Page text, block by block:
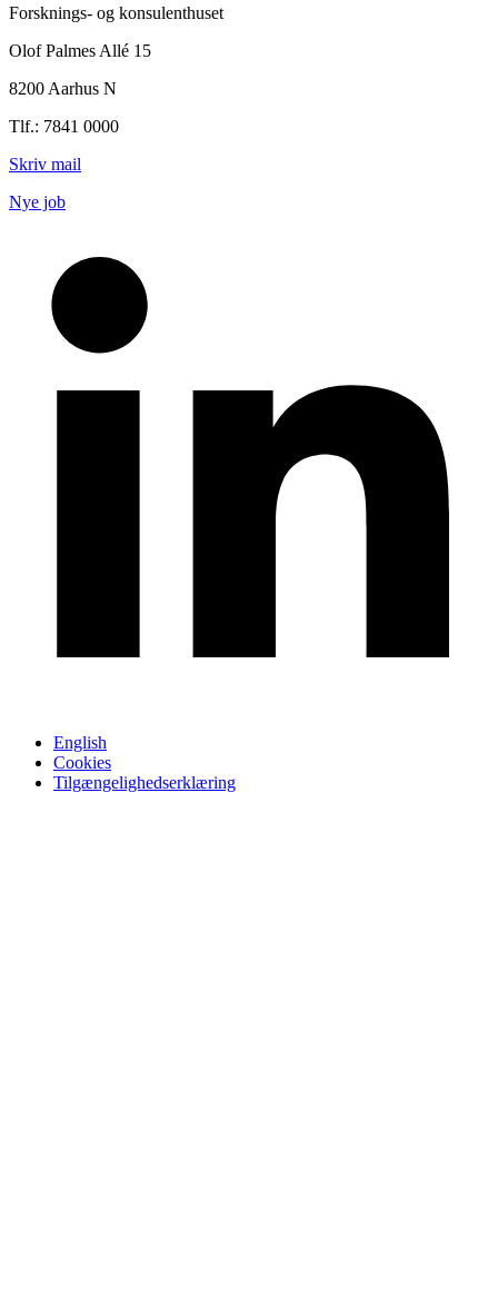
Forsknings- og konsulenthuset
Olof Palmes Allé 15
8200 Aarhus N
Tlf.: 7841 0000
Skriv mail
Nye job
English
Cookies
Tilgængelighedserklæring